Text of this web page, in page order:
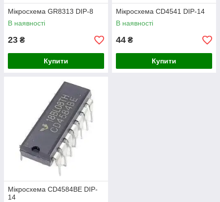
Мікросхема GR8313 DIP-8
В наявності
23 ₴
Купити
Мікросхема СD4541 DIP-14
В наявності
44 ₴
Купити
Мікросхема CD4584BE DIP-
14